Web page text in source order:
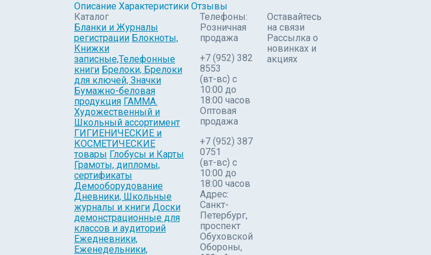
Описание Характеристики Отзывы
Каталог
Бланки и Журналы
регистрации Блокноты,
Книжки
записные,Телефонные
книги Брелоки, Брелоки
для ключей, Значки
Бумажно-беловая
продукция ГАММА.
Художественный и
Школьный ассортимент
ГИГИЕНИЧЕСКИЕ и
КОСМЕТИЧЕСКИЕ
товары Глобусы и Карты
Грамоты, дипломы,
сертификаты
Демооборудование
Дневники, Школьные
журналы и книги Доски
демонстрационные для
классов и аудиторий
Ежедневники,
Еженедельники,
Телефоны:
Розничная
продажа
+7 (952) 382
8553
(вт-вс) c
10:00 до
18:00 часов
Оптовая
продажа
+7 (952) 387
0751
(вт-вс) с
10:00 до
18:00 часов
Адрес:
Санкт-
Петербург,
проспект
Обуховской
Обороны,
Оставайтесь
на связи
Рассылка о
новинках и
акциях